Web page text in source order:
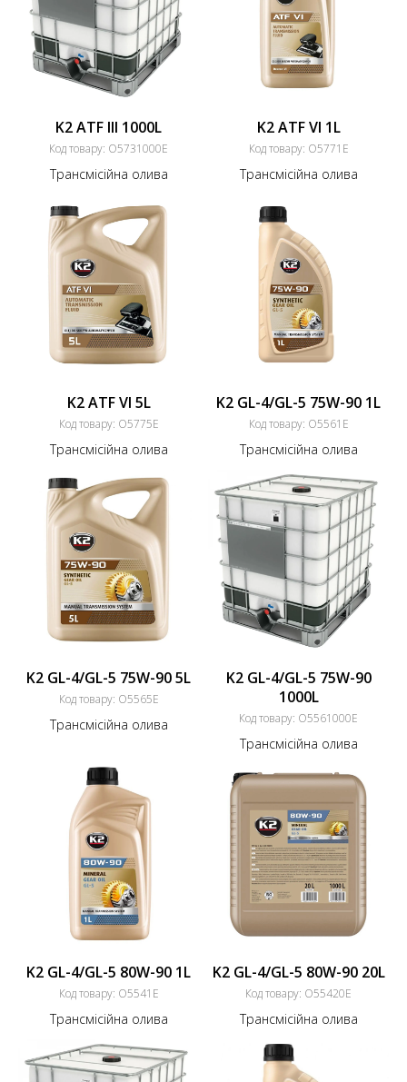
K2 ATF IlI 1000L
Код товару: O5731000Е
Трансмісійна олива
K2 ATF VI 1L
Код товару: O5771E
Трансмісійна олива
K2 ATF VI 5L
Код товару: O5775E
Трансмісійна олива
K2 GL-4/GL-5 75W-90 1L
Код товару: O5561E
Трансмісійна олива
K2 GL-4/GL-5 75W-90 5L
Код товару: O5565E
Трансмісійна олива
K2 GL-4/GL-5 75W-90
1000L
Код товару: O5561000E
Трансмісійна олива
K2 GL-4/GL-5 80W-90 1L
Код товару: O5541E
Трансмісійна олива
K2 GL-4/GL-5 80W-90 20L
Код товару: O55420E
Трансмісійна олива